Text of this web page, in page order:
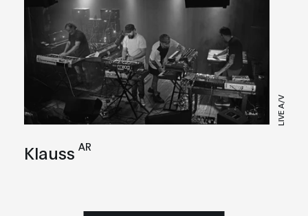
LIVE A/V
Klauss AR